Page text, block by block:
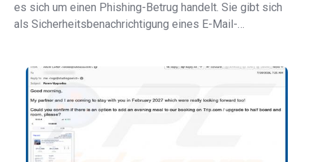
es sich um einen Phishing-Betrug handelt. Sie gibt sich
als Sicherheitsbenachrichtigung eines E-Mail-
zugegriffen habe. Der Zweck besteht